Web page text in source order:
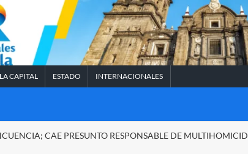
CAPITAL ESTADO INTERNACIONALES
CAE PRESUNTO RESPONSABLE DE